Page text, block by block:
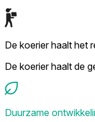
De koerier haalt het
De koerier haalt de
Duurzame